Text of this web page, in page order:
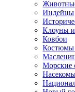
Индейцы
Клоуны
Ковбои
Костюмы
Морские